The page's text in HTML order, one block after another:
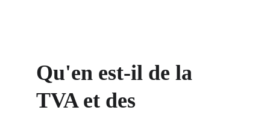
Qu'en est-il de la
TVA et des